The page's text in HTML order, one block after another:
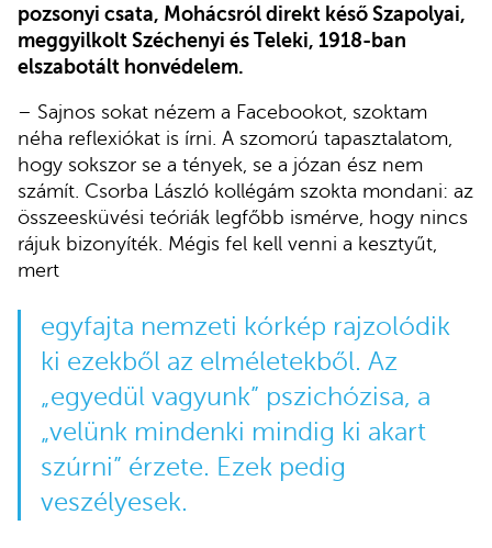
pozsonyi csata, Mohácsról direkt késő Szapolyai,
meggyilkolt Széchenyi és Teleki, 1918-ban
elszabotált honvédelem.
– Sajnos sokat nézem a Facebookot, szoktam
néha reflexiókat is írni. A szomorú tapasztalatom,
hogy sokszor se a tények, se a józan ész nem
számít. Csorba László kollégám szokta mondani: az
összeesküvési teóriák legfőbb ismérve, hogy nincs
rájuk bizonyíték. Mégis fel kell venni a kesztyűt,
mert
egyfajta nemzeti kórkép rajzolódik
ki ezekből az elméletekből. Az
„egyedül vagyunk” pszichózisa, a
„velünk mindenki mindig ki akart
szúrni” érzete. Ezek pedig
veszélyesek.